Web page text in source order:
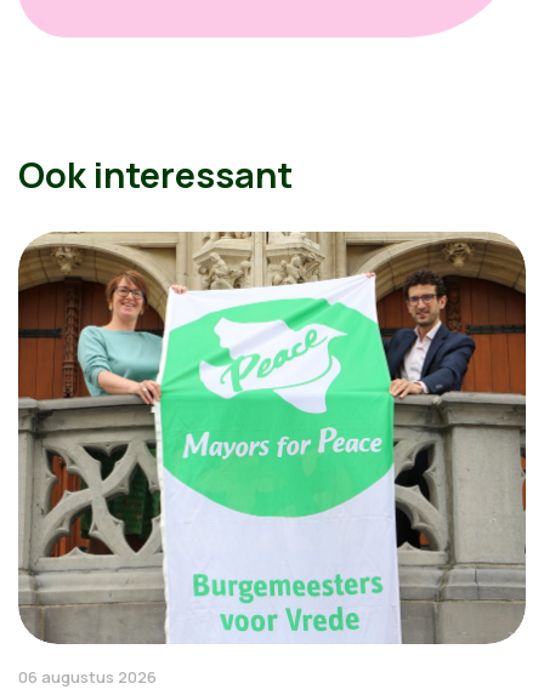
Ook interessant
06 augustus 2026